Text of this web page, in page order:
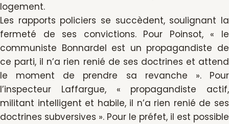
logement.
Les rapports policiers se succèdent, soulignant la
fermeté de ses convictions. Pour Poinsot, « le
communiste Bonnardel est un propagandiste de
ce parti, il n’a rien renié de ses doctrines et attend
le moment de prendre sa revanche ». Pour
l’inspecteur Laffargue, « propagandiste actif,
militant intelligent et habile, il n’a rien renié de ses
doctrines subversives ». Pour le préfet, il est possible